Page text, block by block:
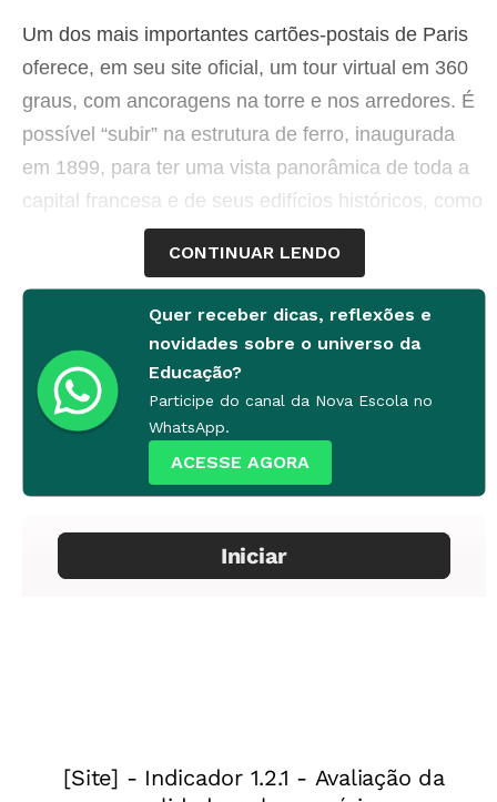
Um dos mais importantes cartões-postais de Paris
oferece, em seu site oficial, um tour virtual em 360
graus, com ancoragens na torre e nos arredores. É
possível “subir” na estrutura de ferro, inaugurada
em 1899, para ter uma vista panorâmica de toda a
capital francesa e de seus edifícios históricos, como
o Palácio de Versalhes e o Arco do Triunfo.
Para conhecer, clique no
http://www.toureiffel.paris/360-panorama-
paris/index-en.html
parisiense (Foto: Reprodução)
CONTINUAR LENDO
Quer receber dicas, reflexões e
novidades sobre o universo da
Educação?
Participe do canal da Nova Escola no
WhatsApp.
ACESSE AGORA